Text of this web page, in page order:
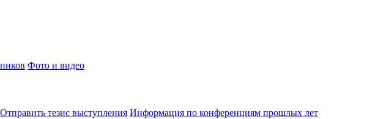
Фото и видео
Отправить тезис выступления Информация по конференциям прошлых лет